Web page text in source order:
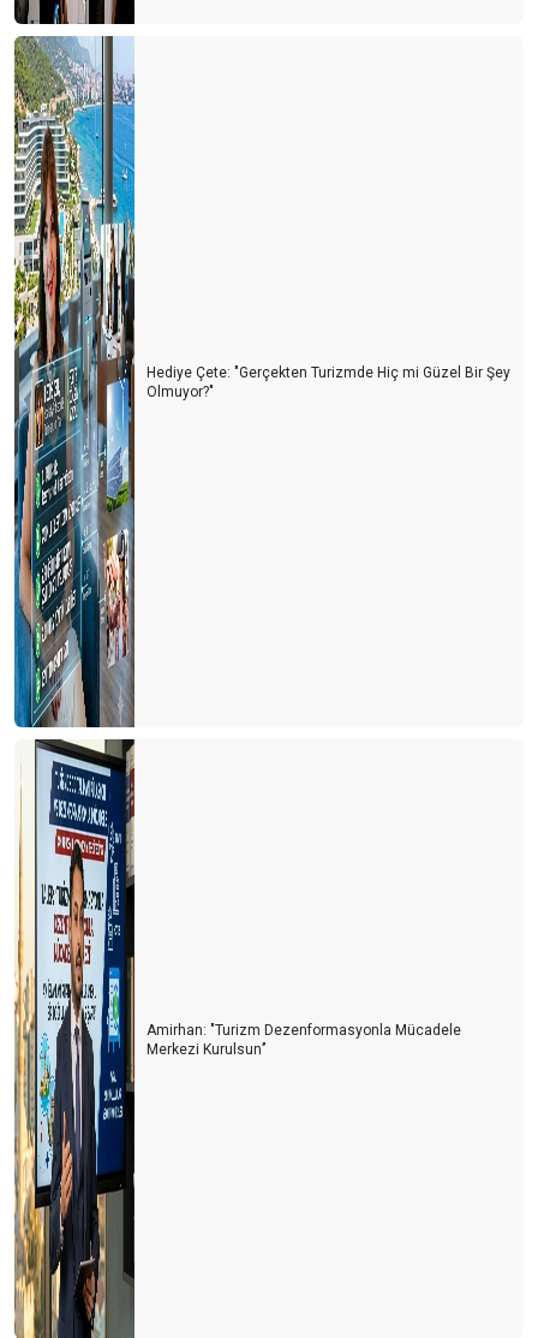
COSMOS THEATRE VE FAZLASI
En çok turist alan ülkeler ve seyahat tavsiyesi
Turizm dengesiz bir seyirde
THE ASCOTT LIMITED/ SINGAPORE VE SİMETRİ
İNŞAAT/TÜRKİYE ORTAKLIĞI!
100 Yıl Önce Küçük Bir Sahil Kasabası Olan Antalya, Turizmin
Başkenti Haline Nasıl Geldi?
Toplantıdayım müsait değilim
Sürdürebilirlik ve Aşırı Turizm!
Rezidans veya apart otel konsepti
Turizmde Kadın Yönetici Olmak
Güzel Atlar Ülkesi Kapadokya!
Hediye Çete: "Gerçekten Turizmde Hiç mi Güzel Bir Şey
Olmuyor?"
Amirhan: "Turizm Dezenformasyonla Mücadele
Merkezi Kurulsun’’